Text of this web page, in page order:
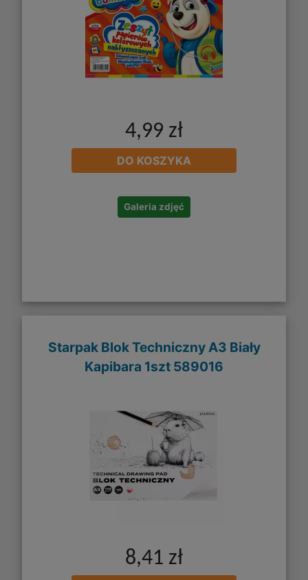
4,99 zł
DO KOSZYKA
Galeria zdjęć
Starpak Blok Techniczny A3 Biały
Kapibara 1szt 589016
8,41 zł